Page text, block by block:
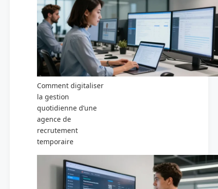
Comment digitaliser
la gestion
quotidienne d’une
agence de
recrutement
temporaire